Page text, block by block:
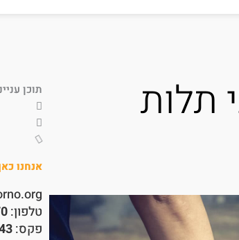
תלות
תוכן
אנחנו
טלפון:
פקס: